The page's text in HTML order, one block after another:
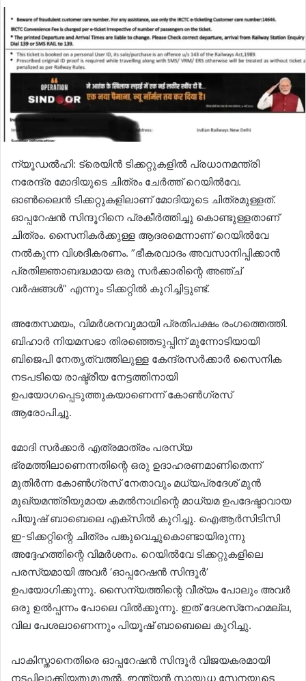
ന്യൂഡൽഹി: ട്രെയിൻ ടിക്കറ്റുകളിൽ പ്രധാനമന്ത്രി
നരേന്ദ്ര മോദിയുടെ ചിത്രം ചേർത്ത് റെയിൽവേ.
ഓൺലൈൻ ടിക്കറ്റുകളിലാണ് മോദിയുടെ ചിത്രമുള്ളത്.
ഓപ്പറേഷൻ സിന്ദൂറിനെ പ്രകീർത്തിച്ചു കൊണ്ടുള്ളതാണ്
ചിത്രം. സൈനികർക്കുള്ള ആദരമെന്നാണ് റെയിൽവേ
നൽകുന്ന വിശദീകരണം. ”ഭീകരവാദം അവസാനിപ്പിക്കാൻ
പ്രതിജ്ഞാബദ്ധമായ ഒരു സർക്കാരിന്റെ അഞ്ച്
വർഷങ്ങൾ” എന്നും ടിക്കറ്റിൽ കുറിച്ചിട്ടുണ്ട്.
അതേസമയം, വിമർശനവുമായി പ്രതിപക്ഷം രംഗത്തെത്തി.
ബിഹാർ നിയമസഭാ തിരഞ്ഞെടുപ്പിന് മുന്നോടിയായി
ബിജെപി നേതൃത്വത്തിലുള്ള കേന്ദ്രസർക്കാർ സൈനിക
നടപടിയെ രാഷ്ട്രീയ നേട്ടത്തിനായി
ഉപയോഗപ്പെടുത്തുകയാണെന്ന് കോൺഗ്രസ്
ആരോപിച്ചു.
മോദി സർക്കാർ എത്രമാത്രം പരസ്യ
ഭ്രമത്തിലാണെന്നതിന്റെ ഒരു ഉദാഹരണമാണിതെന്ന്
മുതിർന്ന കോൺഗ്രസ് നേതാവും മധ്യപ്രദേശ് മുൻ
മുഖ്യമന്ത്രിയുമായ കമൽനാഥിന്റെ മാധ്യമ ഉപദേഷ്ടാവായ
പിയൂഷ് ബാബെലെ എക്‌സിൽ കുറിച്ചു. ഐആർസിടിസി
ഇ-ടിക്കറ്റിന്റെ ചിത്രം പങ്കുവെച്ചുകൊണ്ടായിരുന്നു
അദ്ദേഹത്തിന്റെ വിമർശനം. റെയിൽവേ ടിക്കറ്റുകളിലെ
പരസ്യമായി അവർ ‘ഓപ്പറേഷൻ സിന്ദൂർ’
ഉപയോഗിക്കുന്നു. സൈന്യത്തിന്റെ വീര്യം പോലും അവർ
ഒരു ഉൽപ്പന്നം പോലെ വിൽക്കുന്നു. ഇത് ദേശസ്‌നേഹമല്ല,
വില പേശലാണെന്നും പിയൂഷ് ബാബെലെ കുറിച്ചു.
പാകിസ്താനെതിരെ ഓപ്പറേഷൻ സിന്ദൂർ വിജയകരമായി
നടപ്പിലാക്കിയതുമുതൽ, ഇന്ത്യൻ സായുധ സേനയുടെ